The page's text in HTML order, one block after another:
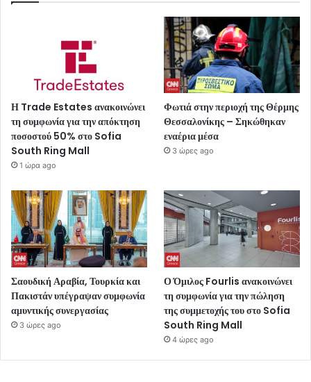
Η Trade Estates ανακοινώνει
τη συμφωνία για την απόκτηση
ποσοστού 50% στο Sofia
South Ring Mall
1 ώρα ago
Φωτιά στην περιοχή της Θέρμης
Θεσσαλονίκης – Σηκώθηκαν
εναέρια μέσα
3 ώρες ago
Σαουδική Αραβία, Τουρκία και
Πακιστάν υπέγραψαν συμφωνία
αμυντικής συνεργασίας
3 ώρες ago
Ο Όμιλος Fourlis ανακοινώνει
τη συμφωνία για την πώληση
της συμμετοχής του στο Sofia
South Ring Mall
4 ώρες ago